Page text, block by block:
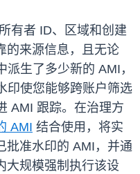
有者 ID、区域和创建
的来源信息，且无论
生了多少新的 AMI，
印使您能够跨账户筛选
AMI 跟踪。在治理方
AMI 结合使用，将实
批准水印的 AMI，并通
大规模强制执行该设